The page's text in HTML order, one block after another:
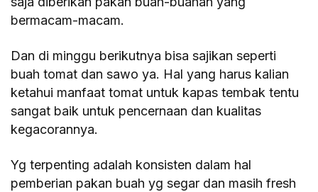
bermacam-macam.
Dan di minggu berikutnya bisa sajikan seperti
buah tomat dan sawo ya. Hal yang harus kalian
ketahui manfaat tomat untuk kapas tembak tentu
sangat baik untuk pencernaan dan kualitas
kegacorannya.
Yg terpenting adalah konsisten dalam hal
pemberian pakan buah yg segar dan masih fresh